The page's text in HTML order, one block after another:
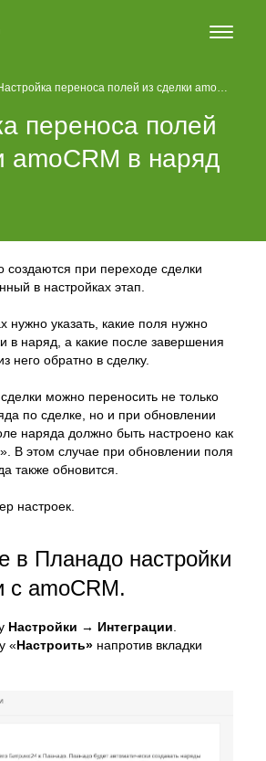
Настройка переноса полей из сделки amoCRM в наряд Планадо
переноса полей
amoCRM в наряд
при переходе сделки
в настройках этап.
нужно указать, какие поля нужно
в наряд, а какие после завершения
него обратно в сделку.
можно переносить не только
по сделке, но и при обновлении
наряда должно быть настроено как
В этом случае при обновлении поля
также обновится.
настроек.
в Планадо настройки
с amoCRM.
Настройки → Интеграции
«Настроить» напротив вкладки